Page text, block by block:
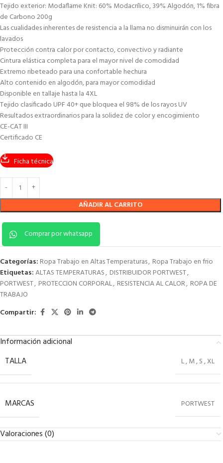
Tejido exterior: Modaflame Knit: 60% Modacrílico, 39% Algodón, 1% fibra
de Carbono 200g
Las cualidades inherentes de resistencia a la llama no disminuirán con los
lavados
Protección contra calor por contacto, convectivo y radiante
Cintura elástica completa para el mayor nivel de comodidad
Extremo ribeteado para una confortable hechura
Alto contenido en algodón, para mayor comodidad
Disponible en tallaje hasta la 4XL
Tejido clasificado UPF 40+ que bloquea el 98% de los rayos UV
Resultados extraordinarios para la solidez de color y encogimiento
CE-CAT III
Certificado CE
Ficha técnica
AÑADIR AL CARRITO
Comprar por whatsapp
Categorías: Ropa Trabajo en Altas Temperaturas, Ropa Trabajo en frio
Etiquetas:ALTAS TEMPERATURAS, DISTRIBUIDOR PORTWEST,
PORTWEST, PROTECCION CORPORAL, RESISTENCIA AL CALOR, ROPA DE
TRABAJO
Compartir:
Información adicional
TALLA
L,M,S,XL
MARCAS PORTWEST
Valoraciones (0)